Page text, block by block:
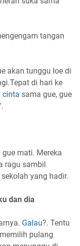
tangan
akan tunggu loe di
di hari ke
cinta sama gue, gue
mati. Mereka
ragu sambil
yang hadir.
dan dia
Galau?. Tentu
pulang